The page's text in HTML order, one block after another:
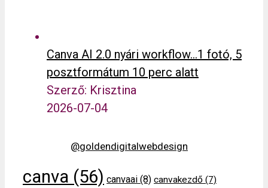
Canva AI 2.0 nyári workflow…1 fotó, 5
posztformátum 10 perc alatt
Szerző: Krisztina
2026-07-04
@goldendigitalwebdesign
canva (56) canvaai (8) canvakezdő (7)